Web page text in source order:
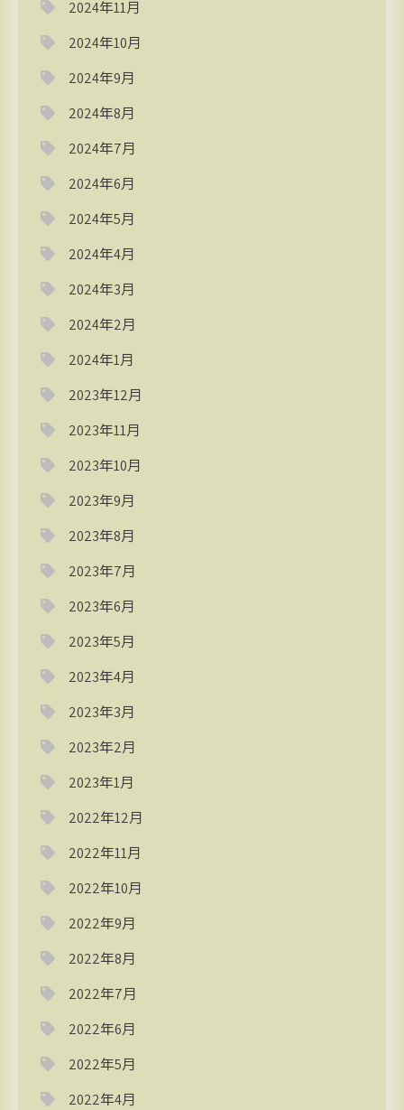
2024年11月
2024年10月
2024年9月
2024年8月
2024年7月
2024年6月
2024年5月
2024年4月
2024年3月
2024年2月
2024年1月
2023年12月
2023年11月
2023年10月
2023年9月
2023年8月
2023年7月
2023年6月
2023年5月
2023年4月
2023年3月
2023年2月
2023年1月
2022年12月
2022年11月
2022年10月
2022年9月
2022年8月
2022年7月
2022年6月
2022年5月
2022年4月